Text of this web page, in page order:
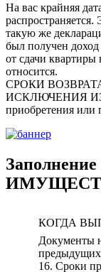
На вас крайняя
распространяется.
такую же
был получен
от сдачи квартиры
относится.
СРОКИ
ИСКЛЮЧЕНИЯ ИЗ
приобретения или
КОГДА
Документы
предыдущих
16. Сроки